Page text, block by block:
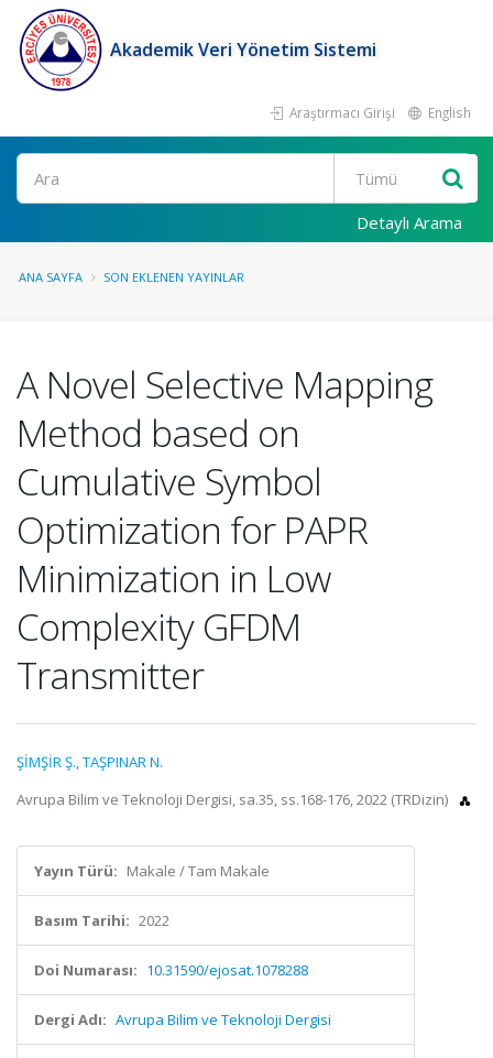
Akademik Veri Yönetim Sistemi
Araştırmacı Girişi English
Ara
Detaylı Arama
ANA SAYFA SON EKLENEN YAYINLAR
A Novel Selective Mapping
Method based on
Cumulative Symbol
Optimization for PAPR
Minimization in Low
Complexity GFDM
Transmitter
ŞİMŞİR Ş.,TAŞPINAR N.
Avrupa Bilim ve Teknoloji Dergisi, sa.35, ss.168-176, 2022 (TRDizin)
Yayın Türü: Makale / Tam Makale
Basım Tarihi: 2022
Doi Numarası: 10.31590/ejosat.1078288
Dergi Adı: Avrupa Bilim ve Teknoloji Dergisi